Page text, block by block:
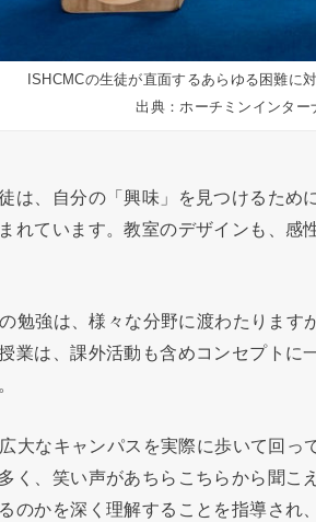
ISHCMCの生徒が直面するあらゆる困難に
出典：ホーチミンインター
は、自分の「興味」を見つけるため
れています。教室のデザインも、感
勉強は、様々な分野に渡わたります
業は、課外活動も含めコンセプトに
大なキャンパスを実際に歩いて回っ
く、笑い声があちらこちらから聞
のかを深く理解することを指導され